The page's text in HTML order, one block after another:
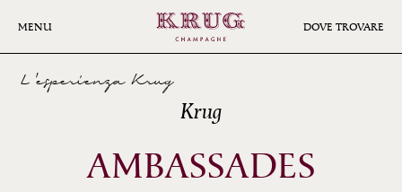
MENU DOVE TROVARE
L'esperienza Krug
Krug
AMBASSADES